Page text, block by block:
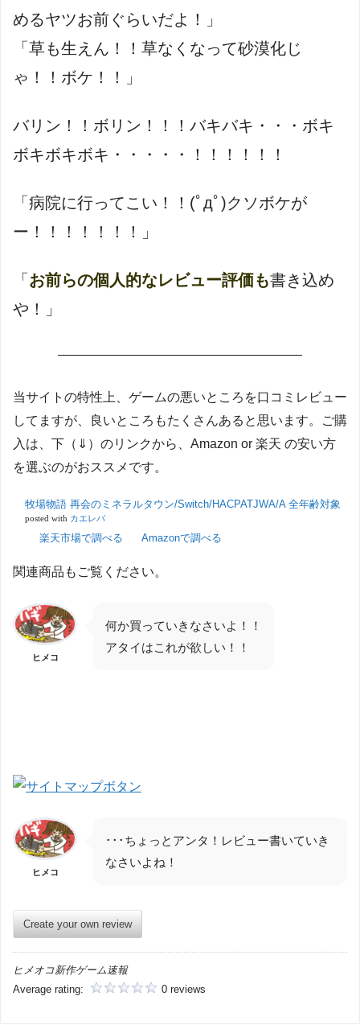
めるヤツお前ぐらいだよ！」
「草も生えん！！草なくなって砂漠化じ
ゃ！！ボケ！！」
バリン！！ボリン！！！バキバキ・・・ボキ
ボキボキボキ・・・・・！！！！！！
「病院に行ってこい！！(ﾟдﾟ)クソボケが
ー！！！！！！！」
「 お前らの個人的なレビュー評価も書き込め
や！」
———————————————————
当サイトの特性上、ゲームの悪いところを口コミレビュー
してますが、良いところもたくさんあると思います。ご購
入は、下（⇓）のリンクから、Amazon or 楽天 の安い方
を選ぶのがおススメです。
牧場物語 再会のミネラルタウン/Switch/HACPATJWA/A 全年齢対象
posted with カエレバ
楽天市場で調べる Amazonで調べる
関連商品もご覧ください。
ヒメコ
何か買っていきなさいよ！！
アタイはこれが欲しい！！
ヒメコ
･･･ちょっとアンタ！レビュー書いていき
なさいよね！
Create your own review
ヒメオコ新作ゲーム速報
Average rating:
0 reviews